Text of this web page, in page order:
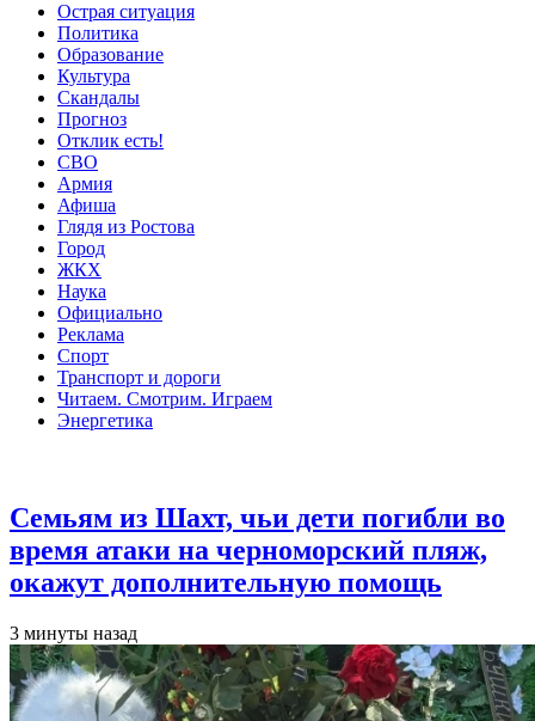
Острая ситуация
Политика
Образование
Культура
Скандалы
Прогноз
Отклик есть!
СВО
Армия
Афиша
Глядя из Ростова
Город
ЖКХ
Наука
Официально
Реклама
Спорт
Транспорт и дороги
Читаем. Смотрим. Играем
Энергетика
Семьям из Шахт, чьи дети погибли во
время атаки на черноморский пляж,
окажут дополнительную помощь
3 минуты назад